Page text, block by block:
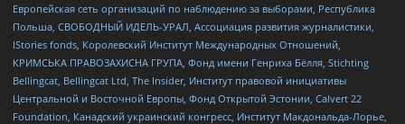
Европейская сеть организаций по наблюдению за выборами, Республика
Польша, СВОБОДНЫЙ ИДЕЛЬ-УРАЛ, Ассоциация развития журналистики,
IStories fonds, Королевский Институт Международных Отношений,
КРИМСЬКА ПРАВОЗАХИСНА ГРУПА, Фонд имени Генриха Бёлля, Stichting
Bellingcat, Bellingcat Ltd, The Insider, Институт правовой инициативы
Центральной и Восточной Европы, Фонд Открытой Эстонии, Calvert 22
Foundation, Канадский украинский конгресс, Институт Макдональда-Лорье,